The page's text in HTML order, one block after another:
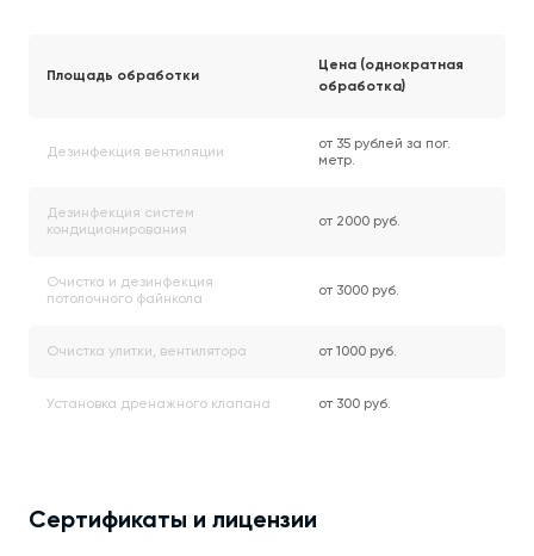
Площадь обработки
Цена (однократная
обработка)
Дезинфекция вентиляции
от 35 рублей за пог.
метр.
Дезинфекция систем
кондиционирования
от 2000 руб.
Очистка и дезинфекция
потолочного файнкола
от 3000 руб.
Очистка улитки, вентилятора от 1000 руб.
Установка дренажного клапана от 300 руб.
Сертификаты и лицензии